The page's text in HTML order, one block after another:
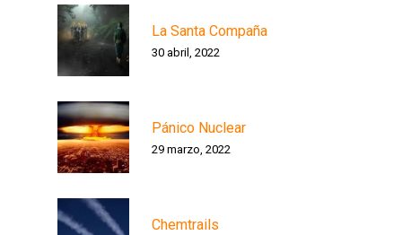
La Santa Compaña
30 abril, 2022
Pánico Nuclear
29 marzo, 2022
Chemtrails